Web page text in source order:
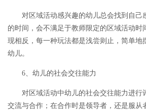
对区域活动感兴趣的幼儿总会找到自
的时间，会不满足于教师限定的区域活动
现相反，每一种玩法都是浅尝则止，简单
幼儿。
6、幼儿的社会交往能力
对区域活动中幼儿的社会交往能力进
交流与合作；在合作时是领导者，还是服